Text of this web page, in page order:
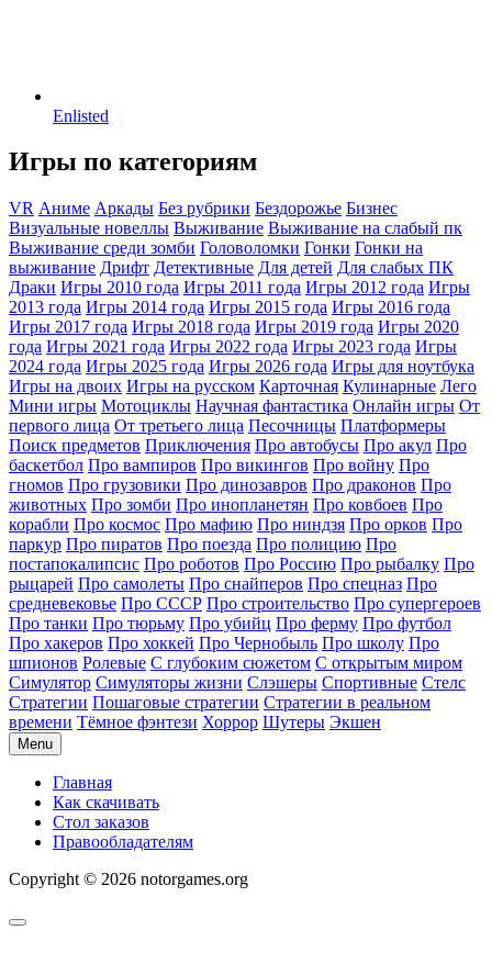
Enlisted
Игры по категориям
VR Аниме Аркады Без рубрики Бездорожье Бизнес
Визуальные новеллы Выживание Выживание на слабый пк
Выживание среди зомби Головоломки Гонки Гонки на
выживание Дрифт Детективные Для детей Для слабых ПК
Драки Игры 2010 года Игры 2011 года Игры 2012 года Игры
2013 года Игры 2014 года Игры 2015 года Игры 2016 года
Игры 2017 года Игры 2018 года Игры 2019 года Игры 2020
года Игры 2021 года Игры 2022 года Игры 2023 года Игры
2024 года Игры 2025 года Игры 2026 года Игры для ноутбука
Игры на двоих Игры на русском Карточная Кулинарные Лего
Мини игры Мотоциклы Научная фантастика Онлайн игры От
первого лица От третьего лица Песочницы Платформеры
Поиск предметов Приключения Про автобусы Про акул Про
баскетбол Про вампиров Про викингов Про войну Про
гномов Про грузовики Про динозавров Про драконов Про
животных Про зомби Про инопланетян Про ковбоев Про
корабли Про космос Про мафию Про ниндзя Про орков Про
паркур Про пиратов Про поезда Про полицию Про
постапокалипсис Про роботов Про Россию Про рыбалку Про
рыцарей Про самолеты Про снайперов Про спецназ Про
средневековье Про СССР Про строительство Про супергероев
Про танки Про тюрьму Про убийц Про ферму Про футбол
Про хакеров Про хоккей Про Чернобыль Про школу Про
шпионов Ролевые С глубоким сюжетом С открытым миром
Симулятор Симуляторы жизни Слэшеры Спортивные Стелс
Стратегии Пошаговые стратегии Стратегии в реальном
времени Тёмное фэнтези Хоррор Шутеры Экшен
Menu
Главная
Как скачивать
Стол заказов
Правообладателям
Copyright © 2026 notorgames.org
Scroll